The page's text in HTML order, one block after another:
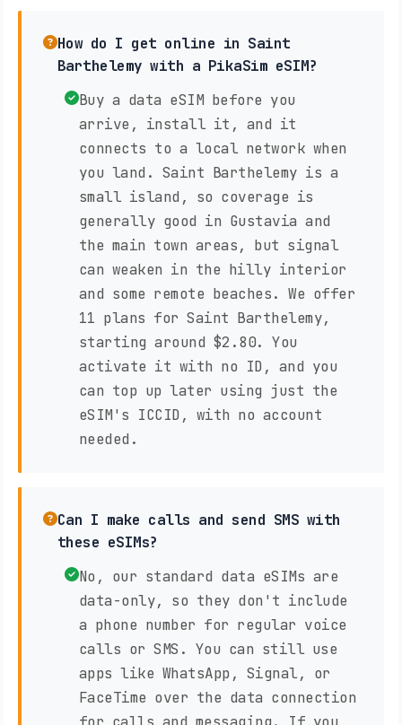
How do I get online in Saint
Barthelemy with a PikaSim eSIM?
Buy a data eSIM before you
arrive, install it, and it
connects to a local network when
you land. Saint Barthelemy is a
small island, so coverage is
generally good in Gustavia and
the main town areas, but signal
can weaken in the hilly interior
and some remote beaches. We offer
11 plans for Saint Barthelemy,
starting around $2.80. You
activate it with no ID, and you
can top up later using just the
eSIM's ICCID, with no account
needed.
Can I make calls and send SMS with
these eSIMs?
No, our standard data eSIMs are
data-only, so they don't include
a phone number for regular voice
calls or SMS. You can still use
apps like WhatsApp, Signal, or
FaceTime over the data connection